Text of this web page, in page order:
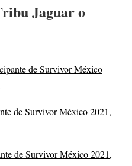
Jaguar o
de Survivor México
de Survivor México 2021,
de Survivor México 2021,